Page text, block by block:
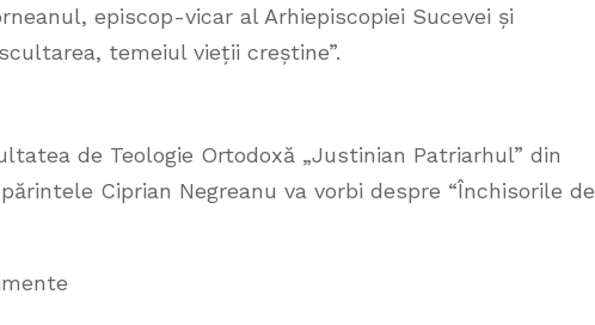
episcop-vicar al Arhiepiscopiei Sucevei și
temeiul vieții creștine”.
de Teologie Ortodoxă „Justinian Patriarhul” din
Ciprian Negreanu va vorbi despre “Închisorile de